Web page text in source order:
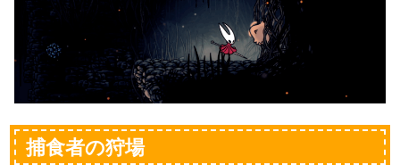
捕食者の狩場